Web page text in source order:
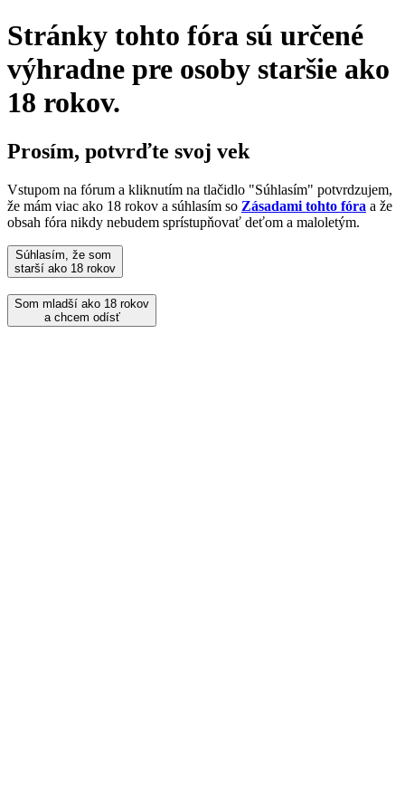
Stránky tohto fóra sú určené
výhradne pre osoby staršie ako
18 rokov.
Prosím, potvrďte svoj vek
Vstupom na fórum a kliknutím na tlačidlo "Súhlasím" potvrdzujem,
že mám viac ako 18 rokov a súhlasím so Zásadami tohto fóra a že
obsah fóra nikdy nebudem sprístupňovať deťom a maloletým.
Súhlasím, že som
starší ako 18 rokov
Som mladší ako 18 rokov
a chcem odísť